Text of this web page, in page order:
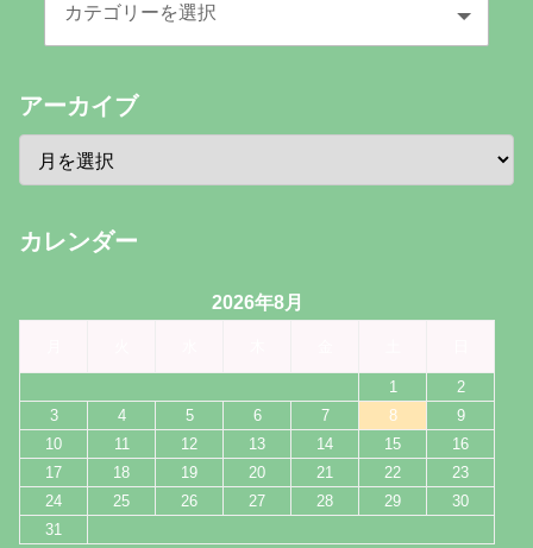
アーカイブ
カレンダー
2026年8月
1
2
3
4 5 6 7 8
9
10
11 12 13 14 15
16
17
18 19 20 21 22
23
24
25 26 27 28 29
30
31